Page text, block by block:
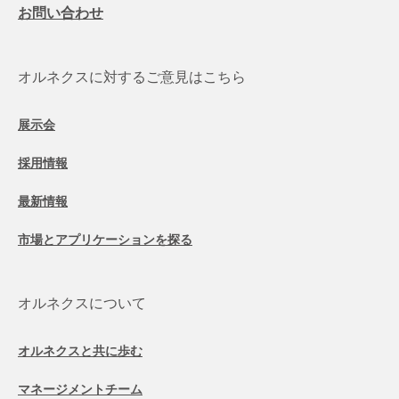
お問い合わせ
オルネクスに対するご意見はこちら
展示会
採用情報
最新情報
市場とアプリケーションを探る
オルネクスについて
オルネクスと共に歩む
マネージメントチーム